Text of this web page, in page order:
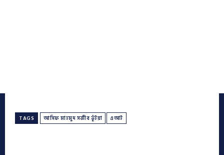
TAGS আসিফ মাহমুদ সজীব ভূঁইয়া এআই